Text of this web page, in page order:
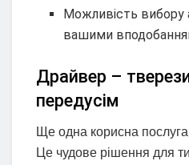
Можливість вибору
вашими
Драйвер –
передусім
Ще одна корисна
Це чудове рішення для